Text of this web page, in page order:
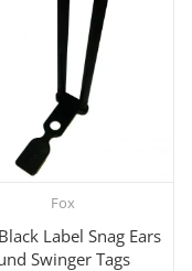
Fox
Label Snag Ears
Swinger Tags